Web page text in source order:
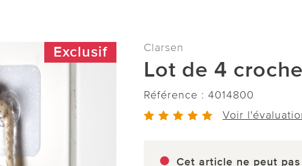
Exclusif Clarsen
Lot de 4
Référence : 4014800
Voir
Cet article ne peut